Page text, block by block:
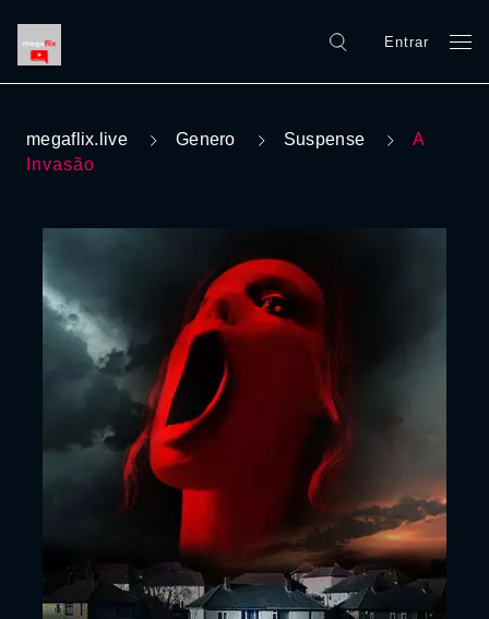
Entrar
megaflix.live Genero Suspense
A
Invasão